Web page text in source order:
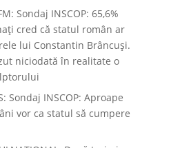
Sondaj INSCOP: 65,6%
cred că statul român ar
lui Constantin Brâncuși.
niciodată în realitate o
Sondaj INSCOP: Aproape
vor ca statul să cumpere